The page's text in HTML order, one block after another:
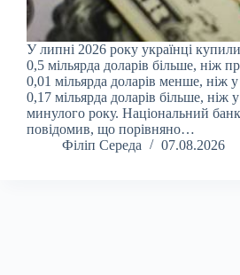
У липні 2026 року українці
0,5 мільярда доларів більше, ніж
0,01 мільярда доларів менше, ніж у
0,17 мільярда доларів більше, ніж
минулого року. Національний
повідомив, що порівняно…
Філіп Середа
07.08.2026